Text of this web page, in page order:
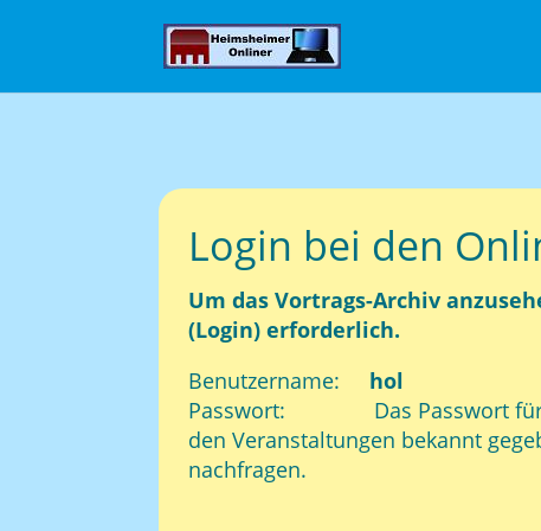
Login bei den
Um das Vortrags-Archiv
(Login) erforderlich.
Benutzername:
hol
Passwort: Das Passwort für
den Veranstaltungen bekannt
nachfragen.